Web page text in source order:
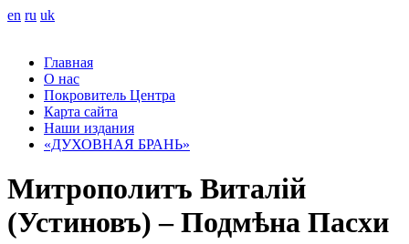
en ru uk
Главная
О нас
Покровитель Центра
Карта сайта
Наши издания
«ДУХОВНАЯ БРАНЬ»
Митрополитъ Виталій
(Устиновъ) – Подмѣна Пасхи